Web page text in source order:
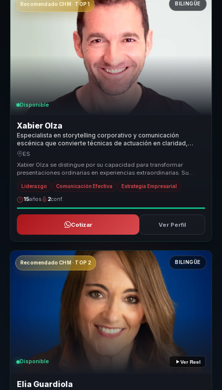
Recomendado CHM · TOP 1 BILINGÜE
Disponible
Xabier Olza
Especialista en storytelling corporativo y comunicación
escénica que convierte técnicas de actuación en claridad,
presencia e influencia para líderes.
ES
Xabier Olza se distingue por su capacidad para transformar
presentaciones ordinarias en experiencias extraordinarias. Su
enfoque único, b...
Liderazgo Comunicación Efectiva Estrategia Empresarial
15años 2conf.
Cotizar Ver Perfil
Recomendado CHM · TOP 2 BILINGÜE
Disponible Ver Reel
Elia Guardiola